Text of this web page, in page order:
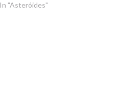
In "Asteróides"